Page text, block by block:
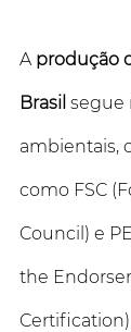
A produção
Brasil segue
ambientais,
como FSC
Council) e
the